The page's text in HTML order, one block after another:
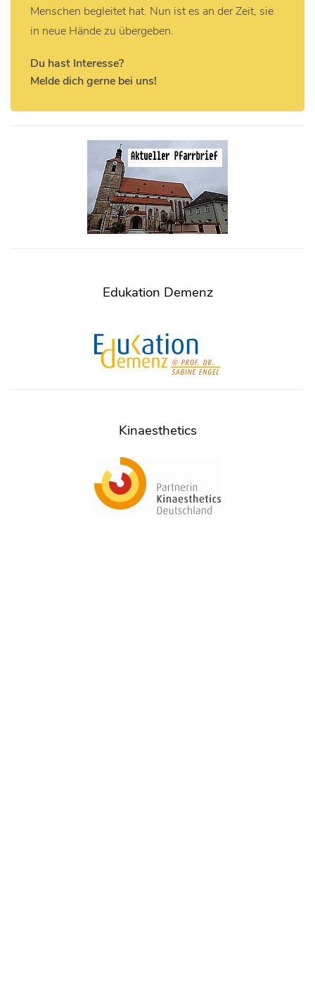
Menschen begleitet hat. Nun ist es an der Zeit, sie
in neue Hände zu übergeben.
Du hast Interesse?
Melde dich gerne bei uns!
Edukation Demenz
Kinaesthetics